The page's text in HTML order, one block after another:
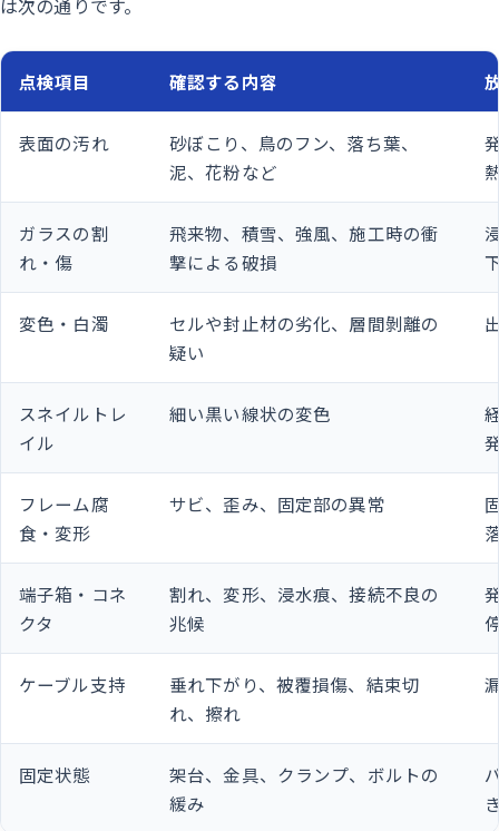
点検項目 確認する内容
表面の汚れ
砂ぼこり、鳥のフン、落ち葉、
泥、花粉など
ガラスの割
れ・傷
飛来物、積雪、強風、施工時の衝
撃による破損
変色・白濁
セルや封止材の劣化、層間剝離の
疑い
スネイルトレ
イル
細い黒い線状の変色
フレーム腐
食・変形
サビ、歪み、固定部の異常
端子箱・コネ
クタ
割れ、変形、浸水痕、接続不良の
兆候
ケーブル支持
垂れ下がり、被覆損傷、結束切
れ、擦れ
固定状態
架台、金具、クランプ、ボルトの
緩み